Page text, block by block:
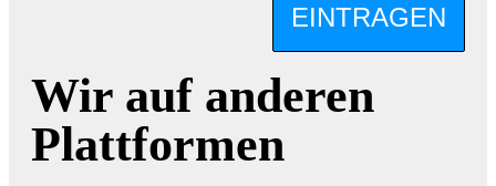
EINTRAGEN
Wir auf anderen
Plattformen